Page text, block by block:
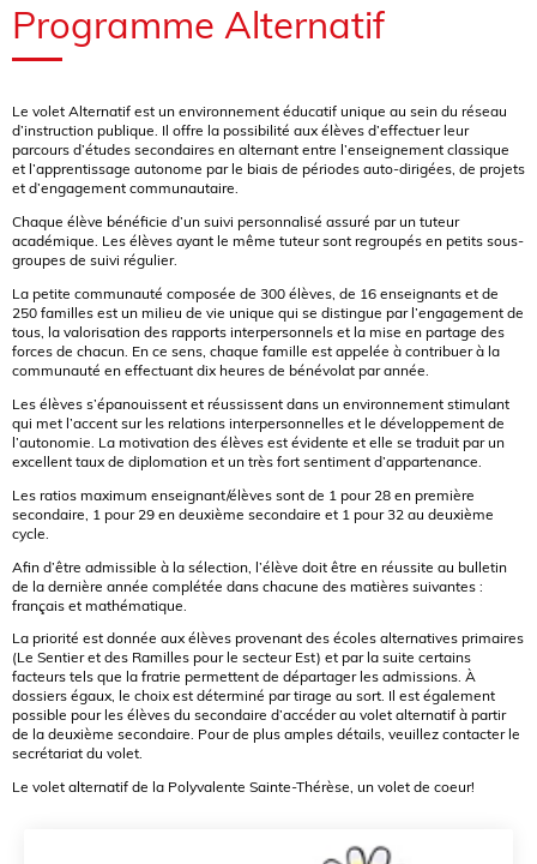
Programme Alternatif
Le volet Alternatif est un environnement éducatif unique au sein du réseau
d’instruction publique. Il offre la possibilité aux élèves d’effectuer leur
parcours d’études secondaires en alternant entre l’enseignement classique
et l’apprentissage autonome par le biais de périodes auto-dirigées, de projets
et d’engagement communautaire.
Chaque élève bénéficie d’un suivi personnalisé assuré par un tuteur
académique. Les élèves ayant le même tuteur sont regroupés en petits sous-
groupes de suivi régulier.
La petite communauté composée de 300 élèves, de 16 enseignants et de
250 familles est un milieu de vie unique qui se distingue par l’engagement de
tous, la valorisation des rapports interpersonnels et la mise en partage des
forces de chacun. En ce sens, chaque famille est appelée à contribuer à la
communauté en effectuant dix heures de bénévolat par année.
Les élèves s’épanouissent et réussissent dans un environnement stimulant
qui met l’accent sur les relations interpersonnelles et le développement de
l’autonomie. La motivation des élèves est évidente et elle se traduit par un
excellent taux de diplomation et un très fort sentiment d’appartenance.
Les ratios maximum enseignant/élèves sont de 1 pour 28 en première
secondaire, 1 pour 29 en deuxième secondaire et 1 pour 32 au deuxième
cycle.
Afin d’être admissible à la sélection, l’élève doit être en réussite au bulletin
de la dernière année complétée dans chacune des matières suivantes :
français et mathématique.
La priorité est donnée aux élèves provenant des écoles alternatives primaires
(Le Sentier et des Ramilles pour le secteur Est) et par la suite certains
facteurs tels que la fratrie permettent de départager les admissions. À
dossiers égaux, le choix est déterminé par tirage au sort. Il est également
possible pour les élèves du secondaire d’accéder au volet alternatif à partir
de la deuxième secondaire. Pour de plus amples détails, veuillez contacter le
secrétariat du volet.
Le volet alternatif de la Polyvalente Sainte-Thérèse, un volet de coeur!